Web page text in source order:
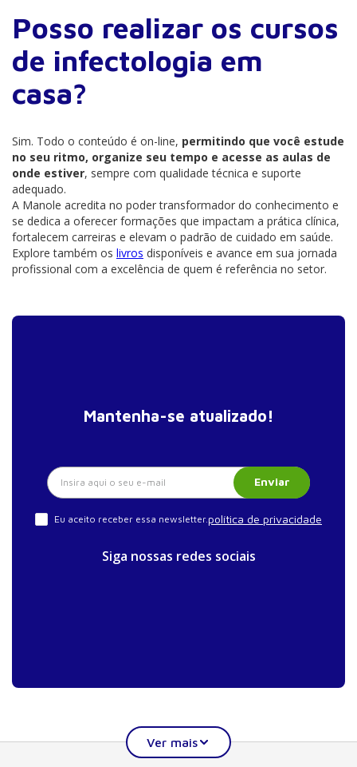
Posso realizar os cursos
de infectologia em
casa?
Sim. Todo o conteúdo é on-line, permitindo que você estude
no seu ritmo, organize seu tempo e acesse as aulas de
onde estiver, sempre com qualidade técnica e suporte
adequado.
A Manole acredita no poder transformador do conhecimento e
se dedica a oferecer formações que impactam a prática clínica,
fortalecem carreiras e elevam o padrão de cuidado em saúde.
Explore também os livros disponíveis e avance em sua jornada
profissional com a excelência de quem é referência no setor.
Mantenha-se atualizado!
Enviar
Eu aceito receber essa newsletter. política de privacidade
Siga nossas redes sociais